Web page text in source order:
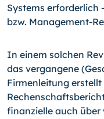
Systems erforderlich
bzw. Management-
In einem solchen
das vergangene
Firmenleitung
finanzielle auch über